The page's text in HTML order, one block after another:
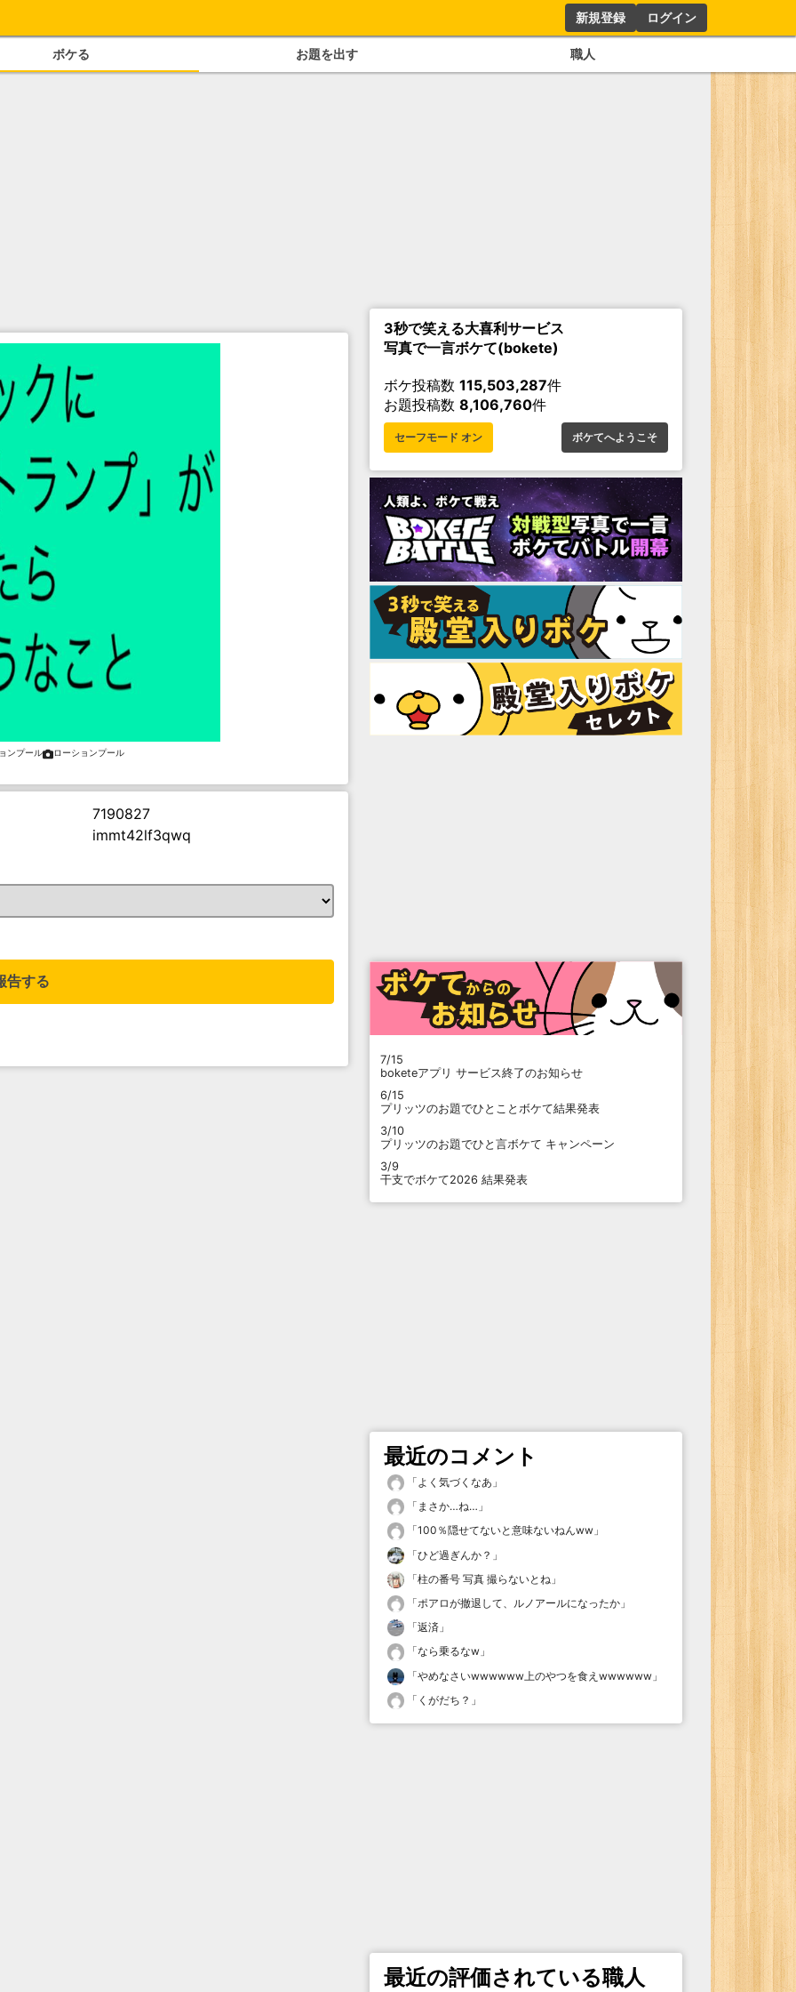
新規登録 ログイン
ボケる お題を出す 職人
ンプール ローションプール
7190827
immt42lf3qwq
告する
3秒で笑える大喜利サービス
写真で一言ボケて(bokete)
ボケ投稿数 115,503,287件
お題投稿数 8,106,760件
セーフモード オン ボケてへようこそ
7/15
boketeアプリ サービス終了のお知らせ
6/15
プリッツのお題でひとことボケて結果発表
3/10
プリッツのお題でひと言ボケて キャンペーン
3/9
干支でボケて2026 結果発表
最近のコメント
「よく気づくなあ 」
「 まさか…ね… 」
「100％隠せてないと意味ないねんww 」
「ひど過ぎんか？ 」
「柱の番号 写真 撮らないとね 」
「ポアロが撤退して、ルノアールになったか 」
「返済 」
「なら乗るなw 」
「やめなさいwwwwww上のやつを食えwwwwww 」
「 くがだち？ 」
最近の評価されている職人